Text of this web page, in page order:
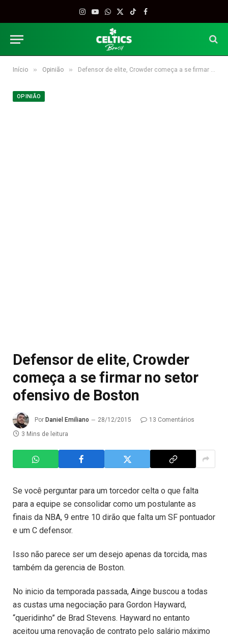
Instagram
YouTube
WhatsApp
X
TikTokFacebook
Início » Opinião » Defensor de elite, Crowder começa a se firmar no setor ofensivo de Boston
OPINIÃO
Defensor de elite, Crowder
começa a se firmar no setor
ofensivo de Boston
Por Daniel Emiliano 28/12/2015
13 Comentários
3 Mins de leitura
Se você perguntar para um torcedor celta o que falta
para a equipe se consolidar como um postulante as
finais da NBA, 9 entre 10 dirão que falta um SF pontuador
e um C defensor.
Isso não parece ser um desejo apenas da torcida, mas
também da gerencia de Boston.
No inicio da temporada passada, Ainge buscou a todas
as custas uma negociação para Gordon Hayward,
“queridinho” de Brad Stevens. Hayward no entanto
aceitou uma renovação de contrato pelo salário máximo